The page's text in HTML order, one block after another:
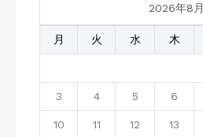
2026年8月
月 火 水 木
3 4 5 6
10 11 12 13